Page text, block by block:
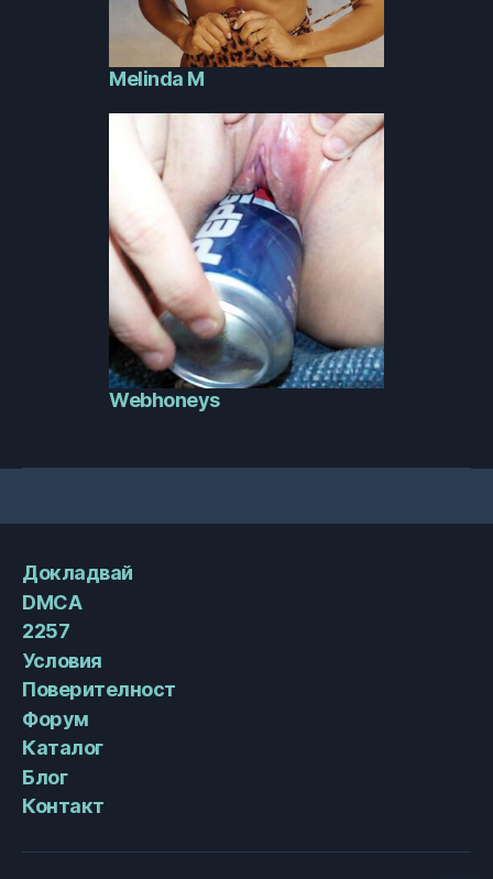
Melinda M
Webhoneys
Докладвай
DMCA
2257
Условия
Поверителност
Форум
Каталог
Блог
Контакт